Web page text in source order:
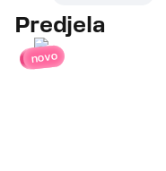
Predjela
novo